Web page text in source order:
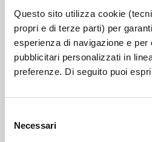
Questo sito utilizza cookie
propri e di terze parti) per
esperienza di navigazione e per
pubblicitari personalizzati in
preferenze. Di seguito puoi
delNecessari
Personale
Dirigenti
Dotazione organica
Incarichi conferiti e